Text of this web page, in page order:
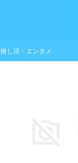
推し活・エンタメ